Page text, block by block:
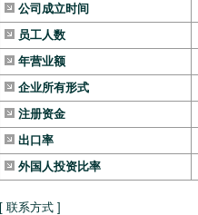
公司成立时间
员工人数
年营业额
企业所有形式
注册资金
出口率
外国人投资比率
[ 联系方式 ]